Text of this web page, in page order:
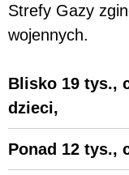
Strefy Gazy
wojennych.
Blisko 19 tys.,
dzieci,
Ponad 12 tys.,